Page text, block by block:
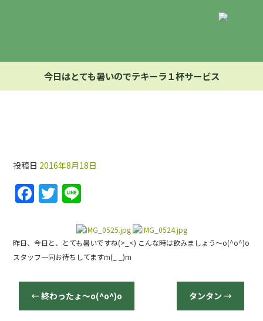
今日はとても暑いのでテキーラ１杯サービス
投稿日 2016年8月18日
F
e
b
o
o
T
er
e
昨日、今日と、とても暑いですね(>_<) こんな時は飲みましょう〜o(^o^)o
スタッフ一同お待ちしてますm(_ _)m
←終わったょ〜o(^o^)o タンタン →